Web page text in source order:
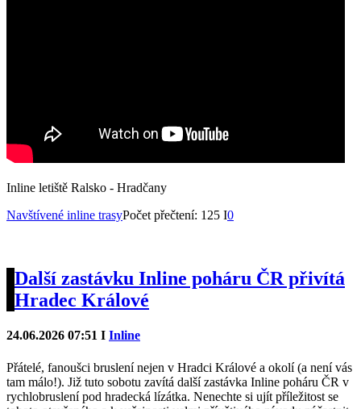
Inline letiště Ralsko - Hradčany
Navštívené inline trasyPočet přečtení: 125 I0
Další zastávku Inline poháru ČR přivítá
Hradec Králové
24.06.2026 07:51 I Inline
Přátelé, fanoušci bruslení nejen v Hradci Králové a okolí (a není vás
tam málo!). Již tuto sobotu zavítá další zastávka Inline poháru ČR v
rychlobruslení pod hradecká lízátka. Nenechte si ujít příležitost se